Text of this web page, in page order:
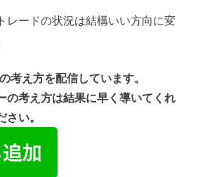
レードの状況は結構いい方向に変
考え方を配信しています。
の考え方は結果に早く導いてくれ
い。